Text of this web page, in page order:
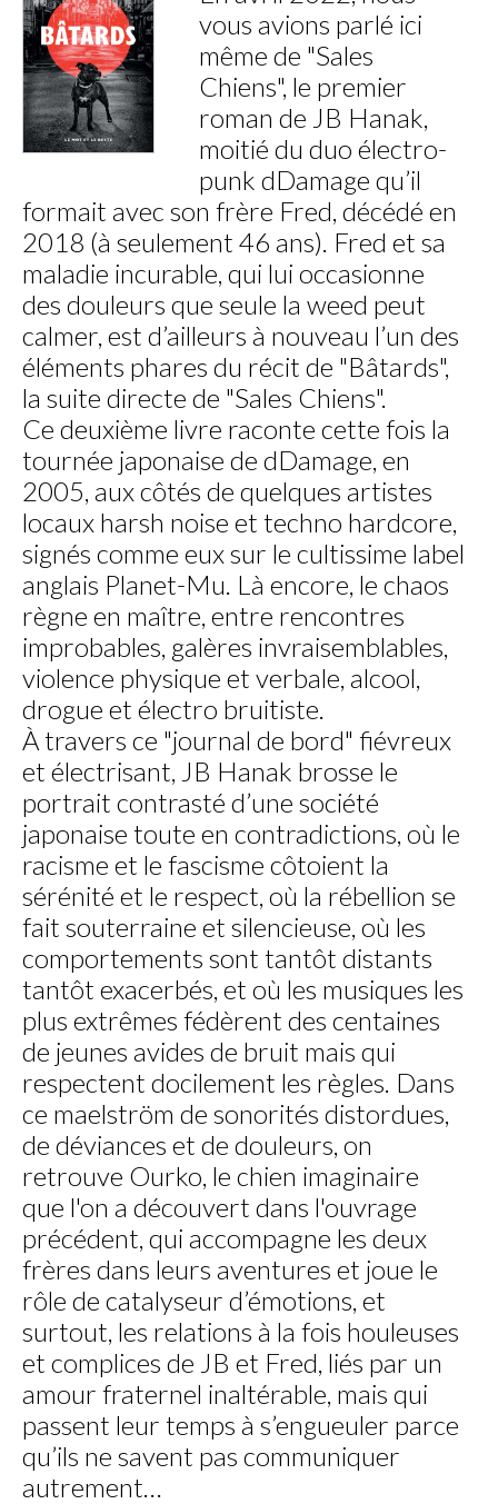
vous avions parlé ici
même de "Sales
Chiens", le premier
roman de JB Hanak,
moitié du duo électro-
punk dDamage qu’il
formait avec son frère Fred, décédé en
2018 (à seulement 46 ans). Fred et sa
maladie incurable, qui lui occasionne
des douleurs que seule la weed peut
calmer, est d’ailleurs à nouveau l’un des
éléments phares du récit de "Bâtards",
la suite directe de "Sales Chiens".
Ce deuxième livre raconte cette fois la
tournée japonaise de dDamage, en
2005, aux côtés de quelques artistes
locaux harsh noise et techno hardcore,
signés comme eux sur le cultissime label
anglais Planet-Mu. Là encore, le chaos
règne en maître, entre rencontres
improbables, galères invraisemblables,
violence physique et verbale, alcool,
drogue et électro bruitiste.
À travers ce "journal de bord" fiévreux
et électrisant, JB Hanak brosse le
portrait contrasté d’une société
japonaise toute en contradictions, où le
racisme et le fascisme côtoient la
sérénité et le respect, où la rébellion se
fait souterraine et silencieuse, où les
comportements sont tantôt distants
tantôt exacerbés, et où les musiques les
plus extrêmes fédèrent des centaines
de jeunes avides de bruit mais qui
respectent docilement les règles. Dans
ce maelström de sonorités distordues,
de déviances et de douleurs, on
retrouve Ourko, le chien imaginaire
que l'on a découvert dans l'ouvrage
précédent, qui accompagne les deux
frères dans leurs aventures et joue le
rôle de catalyseur d’émotions, et
surtout, les relations à la fois houleuses
et complices de JB et Fred, liés par un
amour fraternel inaltérable, mais qui
passent leur temps à s’engueuler parce
qu’ils ne savent pas communiquer
autrement…